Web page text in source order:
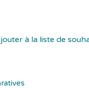
à la liste de